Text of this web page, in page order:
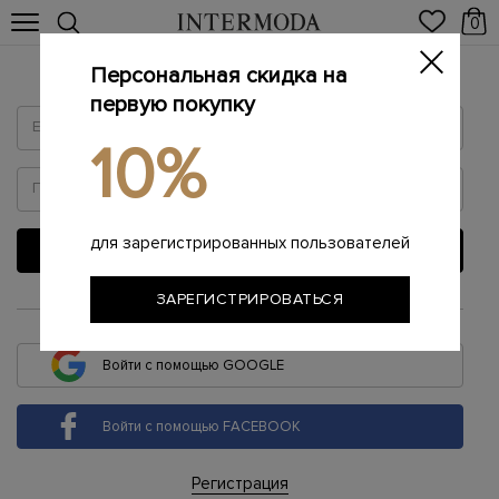
0
Войти
ВОЙТИ
или
Войти с помощью GOOGLE
Войти с помощью FACEBOOK
Регистрация
Персональная скидка на
первую покупку
10%
для зарегистрированных пользователей
ЗАРЕГИСТРИРОВАТЬСЯ